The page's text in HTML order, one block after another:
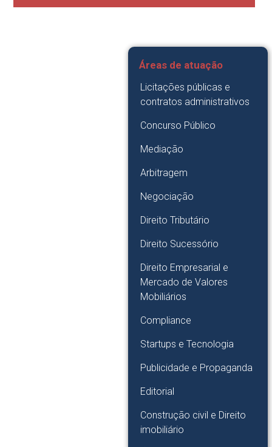
Áreas de atuação
Licitações públicas e
contratos administrativos
Concurso Público
Mediação
Arbitragem
Negociação
Direito Tributário
Direito Sucessório
Direito Empresarial e
Mercado de Valores
Mobiliários
Compliance
Startups e Tecnologia
Publicidade e Propaganda
Editorial
Construção civil e Direito
imobiliário